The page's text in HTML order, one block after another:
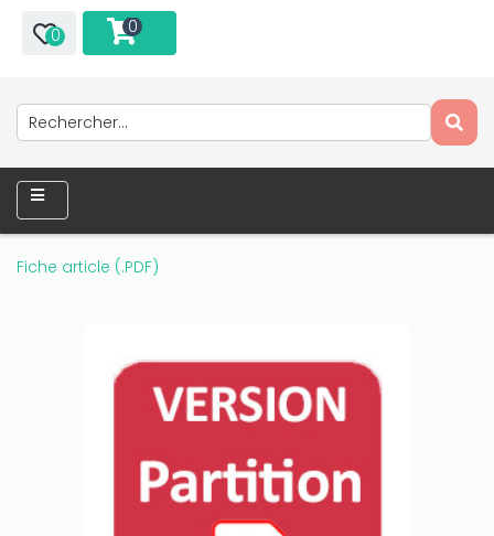
0 0
Fiche article (.PDF)
Only play at Joo casino
if you really want to win a huge